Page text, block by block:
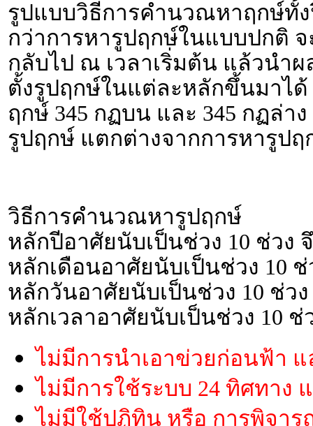
รูปแบบวิธีการคำนวณหาฤกษ์ทั้
กว่าการหารูปฤกษ์ในแบบปกติ
กลับไป ณ เวลาเริ่มต้น แล้วนำผ
ตั้งรูปฤกษ์ในแต่ละหลักขึ้นมาได้
ฤกษ์ 345 กฏบน และ 345 กฏล่า
รูปฤกษ์ แตกต่างจากการหารูปฤ
วิธีการคำนวณหารูปฤกษ์
หลักปีอาศัยนับเป็นช่วง 10 ช่วง
หลักเดือนอาศัยนับเป็นช่วง 10
หลักวันอาศัยนับเป็นช่วง 10 ช่ว
หลักเวลาอาศัยนับเป็นช่วง 10 ช่
ไม่มีการนำเอาข่วยก่อนฟ้า
ไม่มีการใช้ระบบ 24 ทิศทาง
ไม่มีใช้ปฏิทิน หรือ การพิจา